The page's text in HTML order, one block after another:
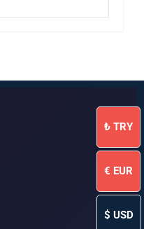
₺ TRY
€ EUR
$ USD